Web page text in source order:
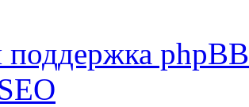
поддержка phpBB